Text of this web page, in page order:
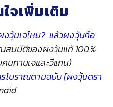
จเพิ่มเติม
วุ้นเจไหม? แล้วผงวุ้นคือ
มบัติของผงวุ้นแท้ 100%
นทานเจและวีแกน)
โบราณตามฉบับ [ผงวุ้นตรา